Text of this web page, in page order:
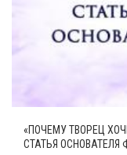
«ПОЧЕМУ ТВОРЕЦ
СТАТЬЯ